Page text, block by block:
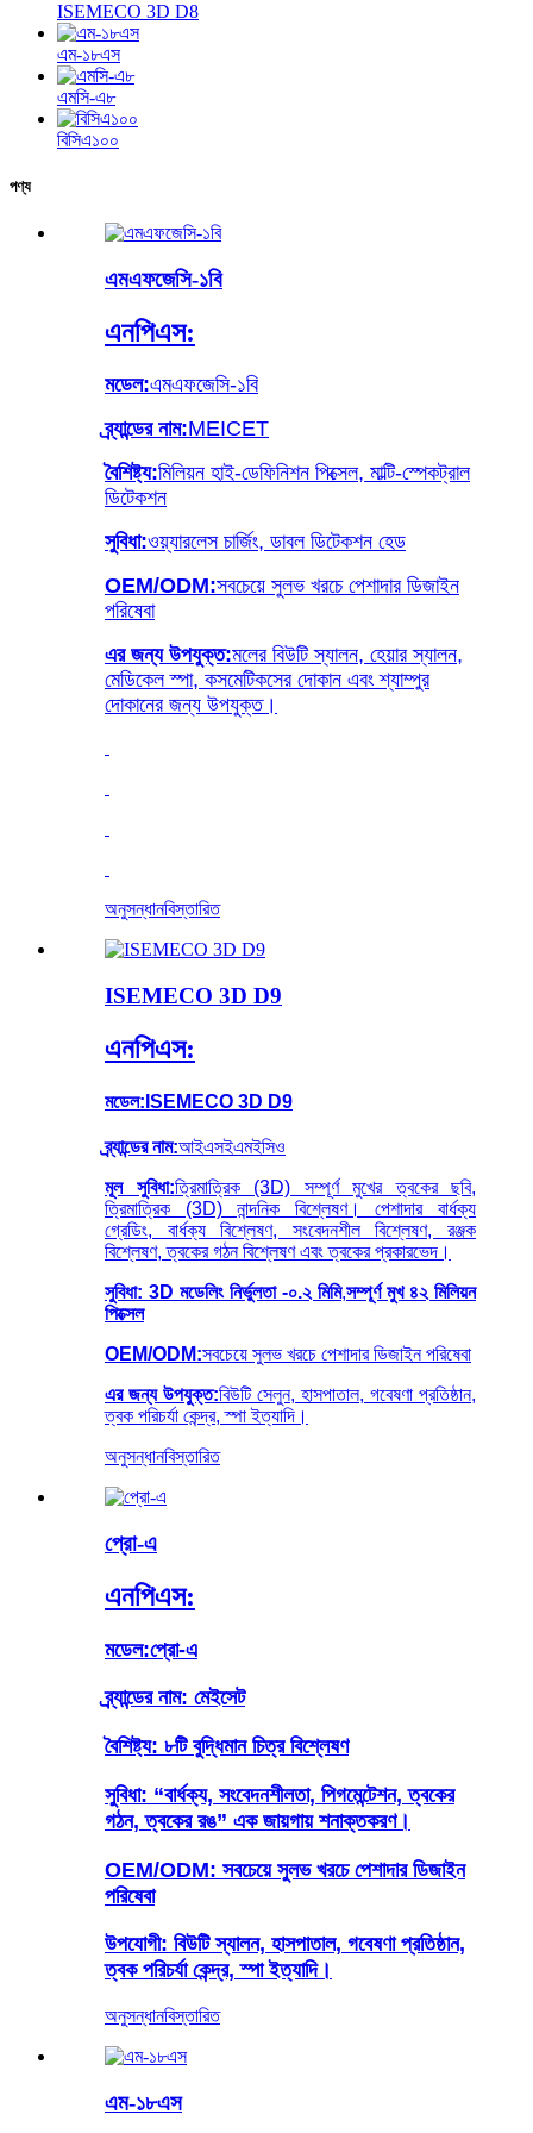
ISEMECO 3D D8
এম-১৮এস
এমসি-এ৮
বিসিএ১০০
পণ্য
এমএফজেসি-১বি
এনপিএস:
মডেল:এমএফজেসি-১বি
ব্র্যান্ডের নাম:MEICET
বৈশিষ্ট্য:মিলিয়ন হাই-ডেফিনিশন পিক্সেল, মাল্টি-স্পেকট্রাল
ডিটেকশন
সুবিধা:ওয়্যারলেস চার্জিং, ডাবল ডিটেকশন হেড
OEM/ODM:সবচেয়ে সুলভ খরচে পেশাদার ডিজাইন
পরিষেবা
এর জন্য উপযুক্ত:মলের বিউটি স্যালন, হেয়ার স্যালন,
মেডিকেল স্পা, কসমেটিকসের দোকান এবং শ্যাম্পুর
দোকানের জন্য উপযুক্ত।
অনুসন্ধানবিস্তারিত
ISEMECO 3D D9
এনপিএস:
মডেল: ISEMECO 3D D9
ব্র্যান্ডের নাম:আইএসইএমইসিও
মূল সুবিধা:ত্রিমাত্রিক (3D) সম্পূর্ণ মুখের ত্বকের ছবি,
ত্রিমাত্রিক (3D) নান্দনিক বিশ্লেষণ। পেশাদার বার্ধক্য
গ্রেডিং, বার্ধক্য বিশ্লেষণ, সংবেদনশীল বিশ্লেষণ, রঞ্জক
বিশ্লেষণ, ত্বকের গঠন বিশ্লেষণ এবং ত্বকের প্রকারভেদ।
সুবিধা: 3D মডেলিং নির্ভুলতা -০.২ মিমি,সম্পূর্ণ মুখ ৪২ মিলিয়ন
পিক্সেল
OEM/ODM:সবচেয়ে সুলভ খরচে পেশাদার ডিজাইন পরিষেবা
এর জন্য উপযুক্ত:বিউটি সেলুন, হাসপাতাল, গবেষণা প্রতিষ্ঠান,
ত্বক পরিচর্যা কেন্দ্র, স্পা ইত্যাদি।
অনুসন্ধানবিস্তারিত
প্রো-এ
এনপিএস:
মডেল:প্রো-এ
ব্র্যান্ডের নাম: মেইসেট
বৈশিষ্ট্য: ৮টি বুদ্ধিমান চিত্র বিশ্লেষণ
সুবিধা: “বার্ধক্য, সংবেদনশীলতা, পিগমেন্টেশন, ত্বকের
গঠন, ত্বকের রঙ” এক জায়গায় শনাক্তকরণ।
OEM/ODM: সবচেয়ে সুলভ খরচে পেশাদার ডিজাইন
পরিষেবা
উপযোগী: বিউটি স্যালন, হাসপাতাল, গবেষণা প্রতিষ্ঠান,
ত্বক পরিচর্যা কেন্দ্র, স্পা ইত্যাদি।
অনুসন্ধানবিস্তারিত
এম-১৮এস